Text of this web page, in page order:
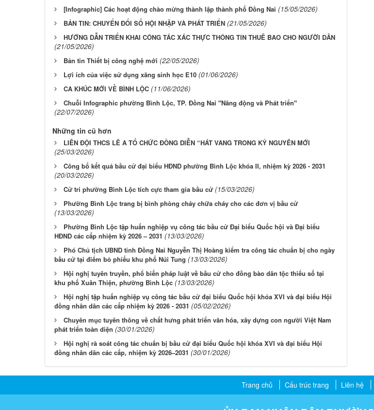
[Infographic] Các hoạt động chào mừng thành lập thành phố Đồng Nai (15/05/2026)
BẢN TIN: CHUYỂN ĐỔI SỐ HỘI NHẬP VÀ PHÁT TRIỂN (21/05/2026)
HƯỚNG DẪN TRIỂN KHAI CÔNG TÁC XÁC THỰC THÔNG TIN THUÊ BAO CHO NGƯỜI DÂN
(21/05/2026)
Bản tin Thiết bị công nghệ mới (22/05/2026)
Lợi ích của việc sử dụng xăng sinh học E10 (01/06/2026)
CA KHÚC MỚI VỀ BÌNH LỘC (11/06/2026)
Chuỗi Infographic phường Bình Lộc, TP. Đồng Nai "Năng động và Phát triển"
(22/07/2026)
Những tin cũ hơn
LIÊN ĐỘI THCS LÊ A TỔ CHỨC ĐỒNG DIỄN “HÁT VANG TRONG KỶ NGUYÊN MỚI
(25/03/2026)
Công bố kết quả bầu cử đại biểu HĐND phường Bình Lộc khóa II, nhiệm kỳ 2026 - 2031
(20/03/2026)
Cử tri phường Bình Lộc tích cực tham gia bầu cử (15/03/2026)
Phường Bình Lộc trang bị bình phòng cháy chữa cháy cho các đơn vị bầu cử
(13/03/2026)
Phường Bình Lộc tập huấn nghiệp vụ công tác bầu cử Đại biểu Quốc hội và Đại biểu
HĐND các cấp nhiệm kỳ 2026 – 2031 (13/03/2026)
Phó Chủ tịch UBND tỉnh Đồng Nai Nguyễn Thị Hoàng kiểm tra công tác chuẩn bị cho ngày
bầu cử tại điểm bỏ phiếu khu phố Núi Tung (13/03/2026)
Hội nghị tuyên truyền, phổ biến pháp luật về bầu cử cho đồng bào dân tộc thiểu số tại
khu phố Xuân Thiện, phường Bình Lộc (13/03/2026)
Hội nghị tập huấn nghiệp vụ công tác bầu cử đại biểu Quốc hội khóa XVI và đại biểu Hội
đồng nhân dân các cấp nhiệm kỳ 2026 - 2031 (05/02/2026)
Chuyên mục tuyên thông về chất hưng phát triển văn hóa, xây dựng con người Việt Nam
phát triển toàn diện (30/01/2026)
Hội nghị rà soát công tác chuẩn bị bầu cử đại biểu Quốc hội khóa XVI và đại biểu Hội
đồng nhân dân các cấp, nhiệm kỳ 2026–2031 (30/01/2026)
Trang chủ Cấu trúc trang Liên hệ